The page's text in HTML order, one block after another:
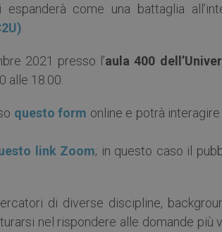
come una battaglia
2021 presso l’aula 400
alle 18.00.
questo form online e potrà
link Zoom; in questo caso il
di diverse discipline,
nel rispondere alle domande più